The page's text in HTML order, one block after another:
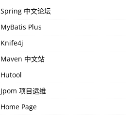
Spring 中文论坛
MyBatis Plus
Knife4j
Maven 中文站
Hutool
Jpom 项目运维
Home Page